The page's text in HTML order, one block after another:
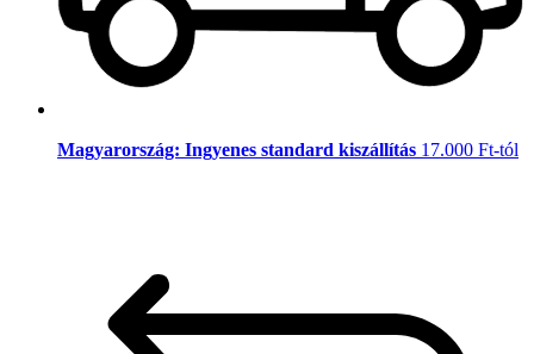
Magyarország: Ingyenes standard kiszállítás 17.000 Ft-tól